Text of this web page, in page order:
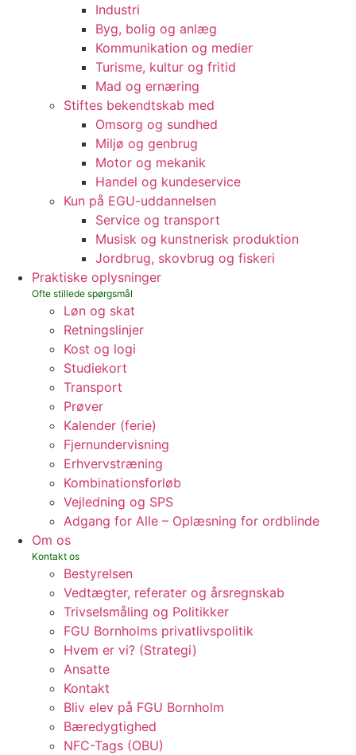
Industri
Byg, bolig og anlæg
Kommunikation og medier
Turisme, kultur og fritid
Mad og ernæring
Stiftes bekendtskab med
Omsorg og sundhed
Miljø og genbrug
Motor og mekanik
Handel og kundeservice
Kun på EGU-uddannelsen
Service og transport
Musisk og kunstnerisk produktion
Jordbrug, skovbrug og fiskeri
Praktiske oplysninger
Løn og skat
Retningslinjer
Kost og logi
Studiekort
Transport
Prøver
Kalender (ferie)
Fjernundervisning
Erhvervstræning
Kombinationsforløb
Vejledning og SPS
Adgang for Alle – Oplæsning for ordblinde
Om os
Bestyrelsen
Vedtægter, referater og årsregnskab
Trivselsmåling og Politikker
FGU Bornholms privatlivspolitik
Hvem er vi? (Strategi)
Ansatte
Kontakt
Bliv elev på FGU Bornholm
Bæredygtighed
NFC-Tags (OBU)